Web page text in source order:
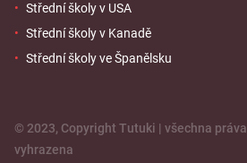
Střední školy v USA
Střední školy v Kanadě
Střední školy ve Španělsku
© 2023, Copyright Tutuki | všechna práva
vyhrazena